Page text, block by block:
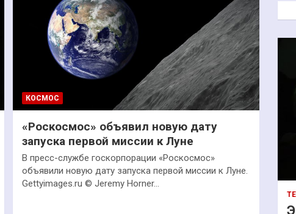
КОСМОС
«Роскосмос» объявил новую дату
запуска первой миссии к Луне
В пресс-службе госкорпорации «Роскосмос»
объявили новую дату запуска первой миссии к Луне.
Gettyimages.ru © Jeremy Horner…
к